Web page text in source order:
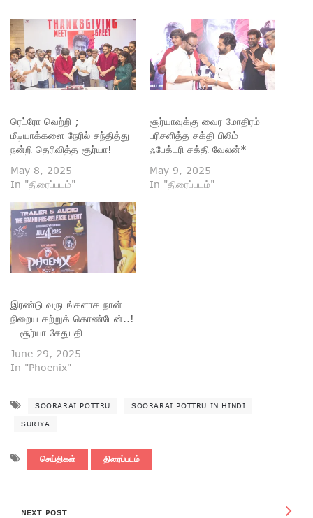
ரெட்ரோ வெற்றி ;
மீடியாக்களை நேரில் சந்தித்து
நன்றி தெரிவித்த சூர்யா!
May 8, 2025
In "திரைப்படம்"
சூர்யாவுக்கு வைர மோதிரம்
பரிசளித்த சக்தி பிலிம்
ஃபேக்டரி சக்தி வேலன்*
May 9, 2025
In "திரைப்படம்"
இரண்டு வருடங்களாக நான்
நிறைய கற்றுக் கொண்டேன்..!
– சூர்யா சேதுபதி
June 29, 2025
In "Phoenix"
SOORARAI POTTRU SOORARAI POTTRU IN HINDI
SURIYA
செய்திகள் திரைப்படம்
NEXT POST